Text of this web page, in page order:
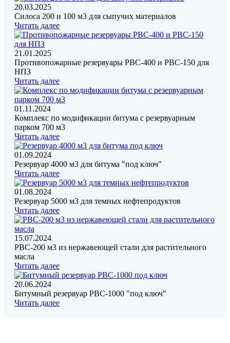
20.03.2025
Силоса 200 и 100 м3 для сыпучих материалов
Читать далее
21.01.2025
Противопожарные резервуары РВС-400 и РВС-150 для
НПЗ
Читать далее
01.11.2024
Комплекс по модификации битума с резервуарным
парком 700 м3
Читать далее
01.09.2024
Резервуар 4000 м3 для битума "под ключ"
Читать далее
01.08.2024
Резервуар 5000 м3 для темных нефтепродуктов
Читать далее
15.07.2024
РВС-200 м3 из нержавеющей стали для растительного
масла
Читать далее
20.06.2024
Битумный резервуар РВС-1000 "под ключ"
Читать далее